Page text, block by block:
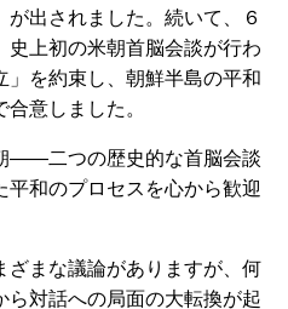
出されました。続いて、６
史上初の米朝首脳会談が行わ
を約束し、朝鮮半島の平和
意しました。
――二つの歴史的な首脳会談
平和のプロセスを心から歓迎
まな議論がありますが、何
ら対話への局面の大転換が起